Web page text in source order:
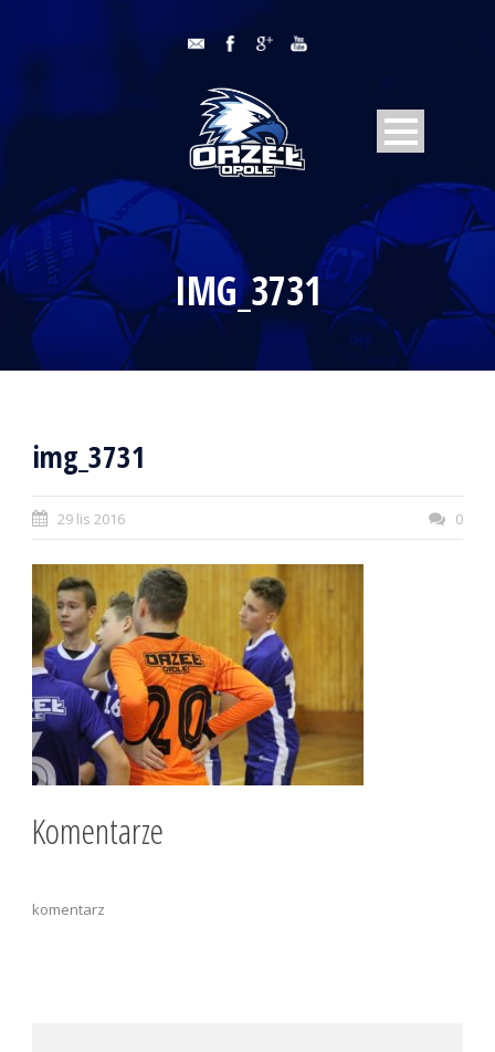
IMG_3731
img_3731
29 lis 2016 0
Komentarze
komentarz